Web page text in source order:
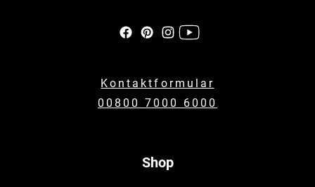
Kontaktformular
00800 7000 6000
Shop